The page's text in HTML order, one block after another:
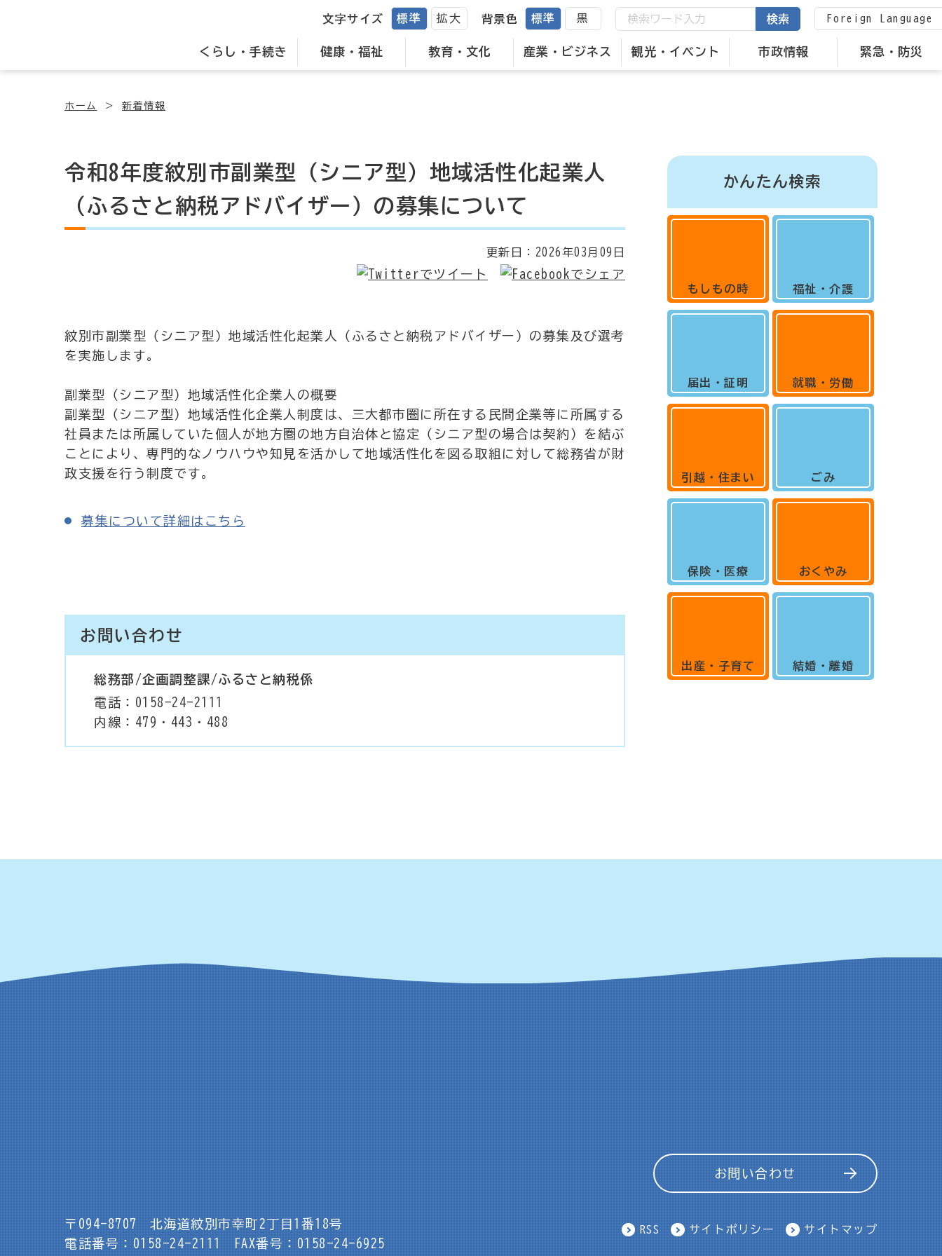
くらし・手続き 健康・福祉 教育・文化 産業・ビジネス 観光・イベント 市政情報 緊急・防災
文字サイズ 標準 拡大 背景色 標準 黒 検索 Foreign Language
ホーム 新着情報
令和8年度紋別市副業型（シニア型）地域活性化起業人
（ふるさと納税アドバイザー）の募集について
更新日： 2026年03月09日
紋別市副業型（シニア型）地域活性化起業人（ふるさと納税アドバイザー）の募集及び選考
を実施します。
副業型（シニア型）地域活性化企業人の概要
副業型（シニア型）地域活性化企業人制度は、三大都市圏に所在する民間企業等に所属する
社員または所属していた個人が地方圏の地方自治体と協定（シニア型の場合は契約）を結ぶ
ことにより、専門的なノウハウや知見を活かして地域活性化を図る取組に対して総務省が財
政支援を行う制度です。
募集について詳細はこちら
お問い合わせ
総務部/企画調整課/ふるさと納税係
電話：0158-24-2111
内線：479・443・488
かんたん検索
もしもの時
届出・証明
引越・住まい
保険・医療
出産・子育て
福祉・介護
就職・労働
ごみ
おくやみ
結婚・離婚
〒094-8707
北海道紋別市幸町2丁目1番18号
電話番号：0158-24-2111
FAX番号：0158-24-6925
お問い合わせ
RSS サイトポリシー サイトマップ